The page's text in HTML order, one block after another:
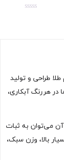
کرم طلا طراحی و تولید
هررنگ آبکاری،
آن می‌توان به ثبات
بالا، وزن سبک،